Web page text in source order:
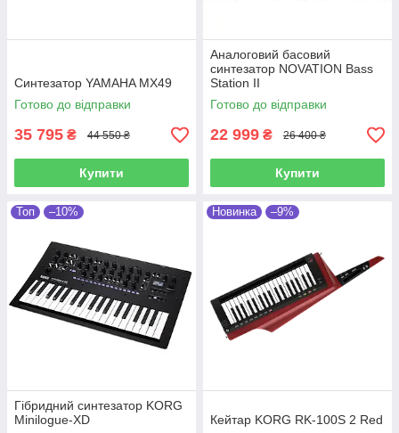
Синтезатор YAMAHA MX49
Готово до відправки
35 795 ₴ 44 550 ₴
Купити
Аналоговий басовий
синтезатор NOVATION Bass
Station II
Готово до відправки
22 999 ₴ 26 400 ₴
Купити
Топ –10%
Гібридний синтезатор KORG
Minilogue-XD
Новинка –9%
Кейтар KORG RK-100S 2 Red